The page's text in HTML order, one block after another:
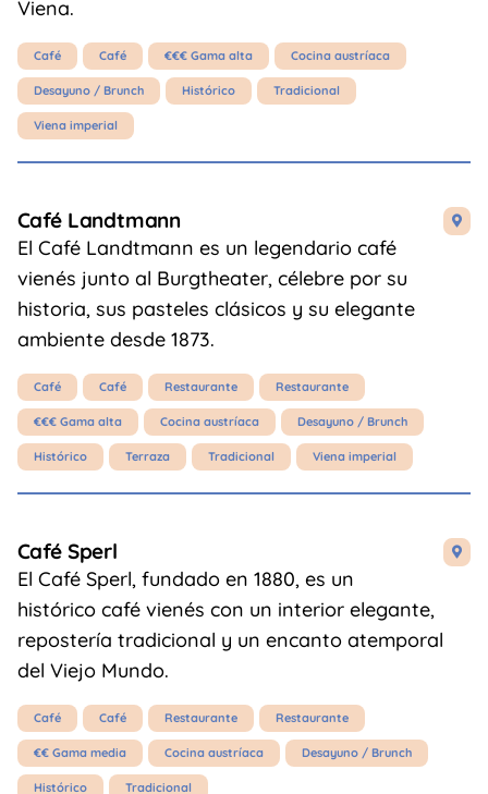
Viena.
Café Café €€€ Gama alta Cocina austríaca
Desayuno / Brunch Histórico Tradicional
Viena imperial

Café Landtmann
El Café Landtmann es un legendario café
vienés junto al Burgtheater, célebre por su
historia, sus pasteles clásicos y su elegante
ambiente desde 1873.
Café Café Restaurante Restaurante
€€€ Gama alta Cocina austríaca Desayuno / Brunch
Histórico Terraza Tradicional Viena imperial

Café Sperl
El Café Sperl, fundado en 1880, es un
histórico café vienés con un interior elegante,
repostería tradicional y un encanto atemporal
del Viejo Mundo.
Café Café Restaurante Restaurante
€€ Gama media Cocina austríaca Desayuno / Brunch
Histórico Tradicional